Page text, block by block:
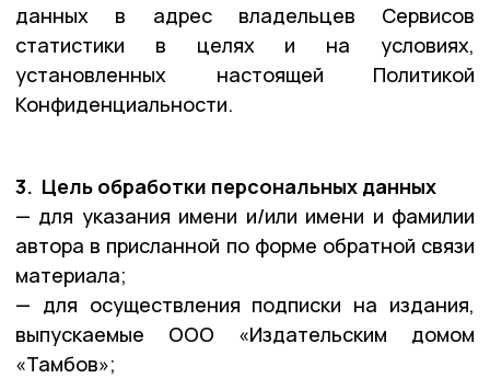
данных в адрес владельцев Сервисов
статистики в целях и на условиях,
установленных настоящей Политикой
Конфиденциальности.
3. Цель обработки персональных данных
— для указания имени и/или имени и фамилии
автора в присланной по форме обратной связи
материала;
— для осуществления подписки на издания,
выпускаемые ООО «Издательским домом
«Тамбов»;